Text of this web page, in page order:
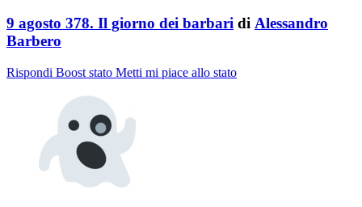
9 agosto 378. Il giorno dei barbari di Alessandro
Barbero
Rispondi Boost stato Metti mi piace allo stato